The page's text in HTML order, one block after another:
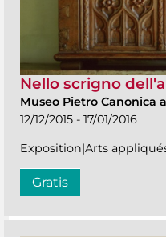
Nello scrigno
Museo Pietro Canonica
12/12/2015 - 17/01/2016
Exposition|Arts
Gratis